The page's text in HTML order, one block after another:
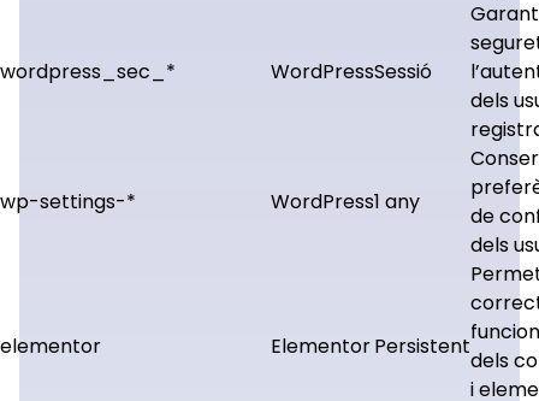
wordpress_sec_* WordPressSessió
dels
wp-settings-* WordPress1 any
de
dels
elementor ElementorPersistent
dels
i